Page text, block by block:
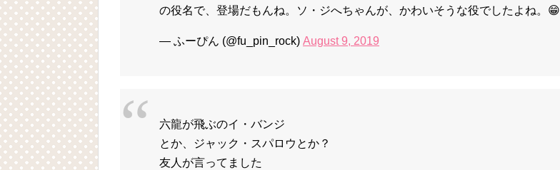
の役名で、登場だもんね。ソ・ジへちゃんが、かわいそうな役でしたよね。😁
— ふーぴん (@fu_pin_rock) August 9, 2019
六龍が飛ぶのイ・バンジ
とか、ジャック・スパロウとか？
友人が言ってました